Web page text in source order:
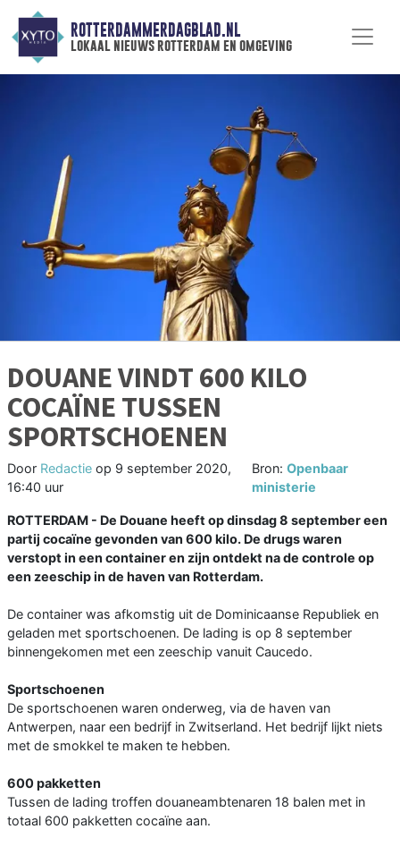
ROTTERDAMMERDAGBLAD.NL
lokaal nieuws rotterdam en omgeving
DOUANE VINDT 600 KILO
COCAÏNE TUSSEN
SPORTSCHOENEN
Door Redactie op 9 september 2020,
16:40 uur
Bron:Openbaar
ministerie
ROTTERDAM - De Douane heeft op dinsdag 8 september een
partij cocaïne gevonden van 600 kilo. De drugs waren
verstopt in een container en zijn ontdekt na de controle op
een zeeschip in de haven van Rotterdam.
De container was afkomstig uit de Dominicaanse Republiek en
geladen met sportschoenen. De lading is op 8 september
binnengekomen met een zeeschip vanuit Caucedo.
Sportschoenen
De sportschoenen waren onderweg, via de haven van
Antwerpen, naar een bedrijf in Zwitserland. Het bedrijf lijkt niets
met de smokkel te maken te hebben.
600 pakketten
Tussen de lading troffen douaneambtenaren 18 balen met in
totaal 600 pakketten cocaïne aan.